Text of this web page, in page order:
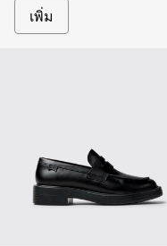
เพิ่ม